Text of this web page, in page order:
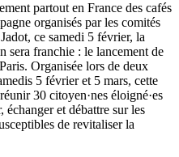
partout en France des cafés
organisés par les comités
ce samedi 5 février, la
sera franchie : le lancement de
Organisée lors de deux
5 février et 5 mars, cette
30 citoyen·nes éloigné·es
et débattre sur les
de revitaliser la